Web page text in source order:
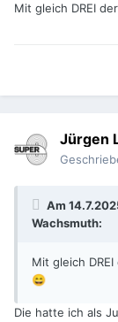
Mit gleich DREI
Jürgen
Am
Wachsmuth:
Mit gleich
😄
Die hatte ich als